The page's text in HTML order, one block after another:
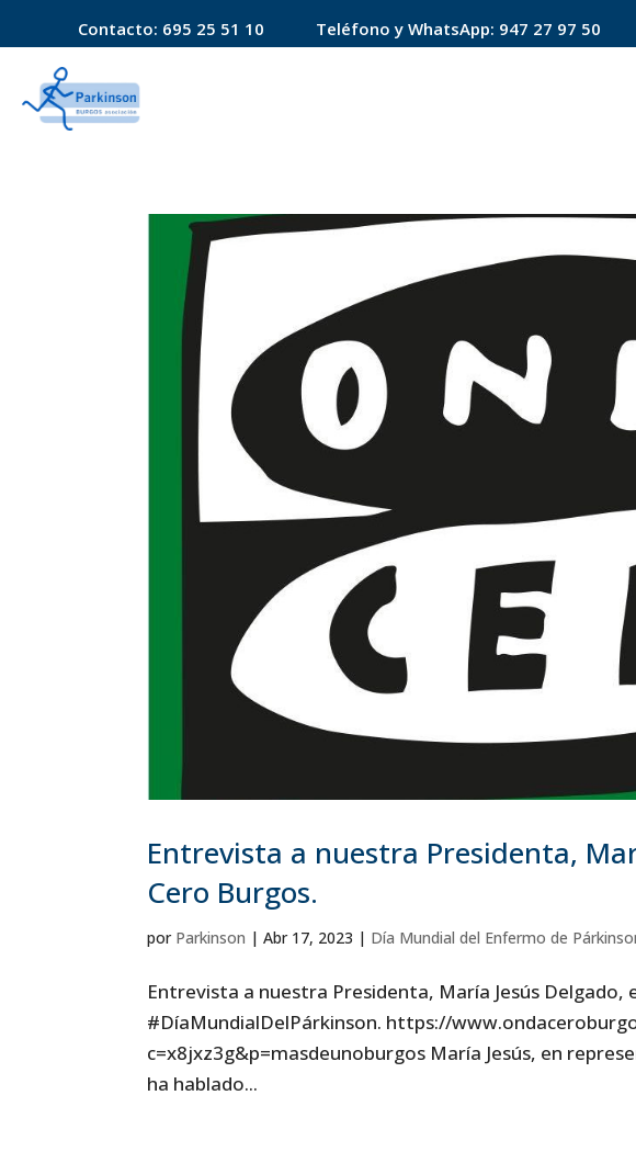
Contacto: 695 25 51 10 Teléfono y WhatsApp: 947 27 97 50
Entrevista a nuestra Presidenta,
Cero Burgos.
por Parkinson |Abr 17, 2023 | Día Mundial del Enfermo de
Entrevista a nuestra Presidenta, María Jesús Delgado,
#DíaMundialDelPárkinson. https://
c=x8jxz3g&p=masdeunoburgos María Jesús, en
ha hablado...